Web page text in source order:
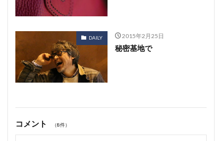
DAILY 2015年2月25日
秘密基地で
コメント （8件）